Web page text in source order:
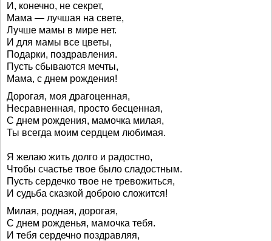
И, конечно, не секрет,
Мама — лучшая на свете,
Лучше мамы в мире нет.
И для мамы все цветы,
Подарки, поздравления.
Пусть сбываются мечты,
Мама, с днем рождения!
Дорогая, моя драгоценная,
Несравненная, просто бесценная,
С днем рождения, мамочка милая,
Ты всегда моим сердцем любимая.
Я желаю жить долго и радостно,
Чтобы счастье твое было сладостным.
Пусть сердечко твое не тревожиться,
И судьба сказкой доброю сложится!
Милая, родная, дорогая,
С днем рожденья, мамочка тебя.
И тебя сердечно поздравляя,